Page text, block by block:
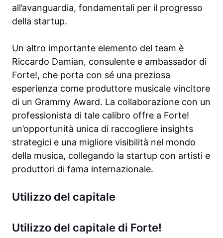
all’avanguardia, fondamentali per il progresso
della startup.
Un altro importante elemento del team è
Riccardo Damian, consulente e ambassador di
Forte!, che porta con sé una preziosa
esperienza come produttore musicale vincitore
di un Grammy Award. La collaborazione con un
professionista di tale calibro offre a Forte!
un’opportunità unica di raccogliere insights
strategici e una migliore visibilità nel mondo
della musica, collegando la startup con artisti e
produttori di fama internazionale.
Utilizzo del capitale
Utilizzo del capitale di Forte!